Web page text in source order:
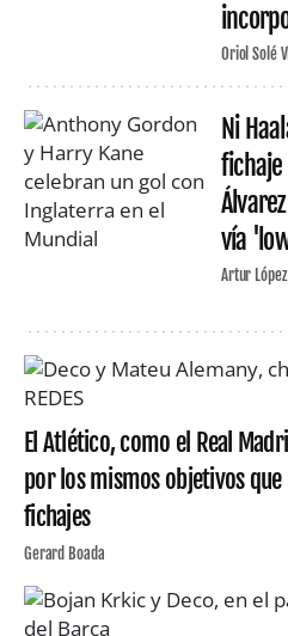
Oriol Solé
Ni
fichaje
vía
Artur López
El Atlético, como el Real
por los mismos objetivos que
fichajes
Gerard Boada